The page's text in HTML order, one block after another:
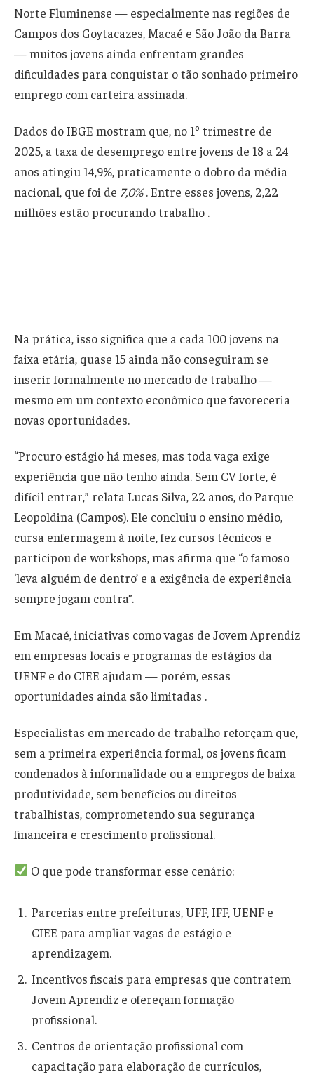
Norte Fluminense — especialmente nas regiões de
Campos dos Goytacazes, Macaé e São João da Barra
— muitos jovens ainda enfrentam grandes
dificuldades para conquistar o tão sonhado primeiro
emprego com carteira assinada.
Dados do IBGE mostram que, no 1º trimestre de
2025, a taxa de desemprego entre jovens de 18 a 24
anos atingiu 14,9%, praticamente o dobro da média
nacional, que foi de 7,0%. Entre esses jovens, 2,22
milhões estão procurando trabalho .
Na prática, isso significa que a cada 100 jovens na
faixa etária, quase 15 ainda não conseguiram se
inserir formalmente no mercado de trabalho —
mesmo em um contexto econômico que favoreceria
novas oportunidades.
“Procuro estágio há meses, mas toda vaga exige
experiência que não tenho ainda. Sem CV forte, é
difícil entrar,” relata Lucas Silva, 22 anos, do Parque
Leopoldina (Campos). Ele concluiu o ensino médio,
cursa enfermagem à noite, fez cursos técnicos e
participou de workshops, mas afirma que “o famoso
‘leva alguém de dentro’ e a exigência de experiência
sempre jogam contra”.
Em Macaé, iniciativas como vagas de Jovem Aprendiz
em empresas locais e programas de estágios da
UENF e do CIEE ajudam — porém, essas
oportunidades ainda são limitadas .
Especialistas em mercado de trabalho reforçam que,
sem a primeira experiência formal, os jovens ficam
condenados à informalidade ou a empregos de baixa
produtividade, sem benefícios ou direitos
trabalhistas, comprometendo sua segurança
financeira e crescimento profissional.
O que pode transformar esse cenário:
Parcerias entre prefeituras, UFF, IFF, UENF e
CIEE para ampliar vagas de estágio e
aprendizagem.
Incentivos fiscais para empresas que contratem
Jovem Aprendiz e ofereçam formação
profissional.
Centros de orientação profissional com
capacitação para elaboração de currículos,